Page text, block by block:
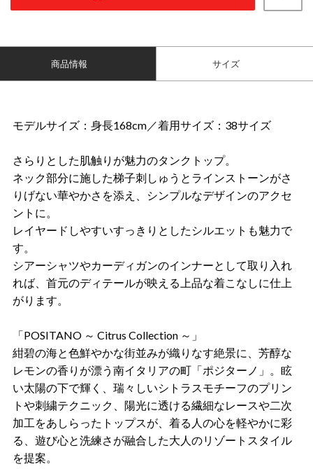
商品情報 サイズ
モデルサイズ：身長168cm／着用サイズ：38サイズ
さらりとした肌触りが魅力のタンクトップ。
ネック部分に施した梯子刺しゅうとラインストーンがさ
りげない華やかさを添え、シンプルなデザインのアクセ
ントに。
レイヤードしやすいすっきりとしたシルエットも魅力で
す。
シアーシャツやカーディガンのインナーとして取り入れ
れば、首元のディテールが映える上品な着こなしに仕上
がります。
「POSITANO ～ Citrus Collection ～」
紺碧の海と色鮮やかな街並みが織りなす絶景に、芳醇な
レモンの香りが漂う南イタリアの町「ポジターノ」。眩
い太陽の下で輝く、瑞々しいシトラスモチーフのプリン
トや刺繍テクニック、陽光に透ける繊細なレースや二次
加工をあしらったトップスが、着る人の心を軽やかに彩
る、遊び心と洗練さが融合した大人のリゾートスタイル
を提案。